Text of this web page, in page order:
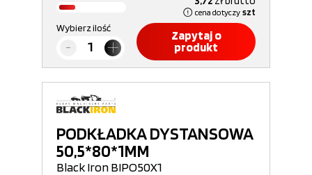
cena dotyczy szt
Wybierz ilość
Zapytaj o
produkt
PODKŁADKA DYSTANSOWA
50,5*80*1MM
Black Iron BIPO50X1